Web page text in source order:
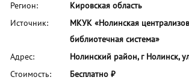
Регион:
Кировская область
Источник:
МКУК «Нолинская
библиотечная система»
Адрес:
Нолинский район, г Нолинск,
Стоимость:
Бесплатно ₽